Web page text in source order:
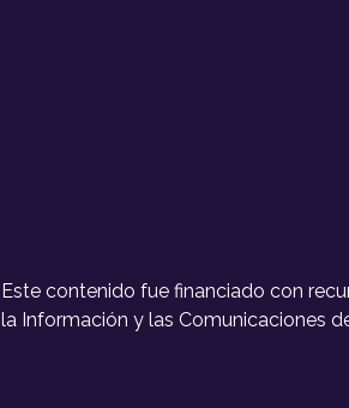
Este contenido fue financiado con
la Información y las Comunicaciones